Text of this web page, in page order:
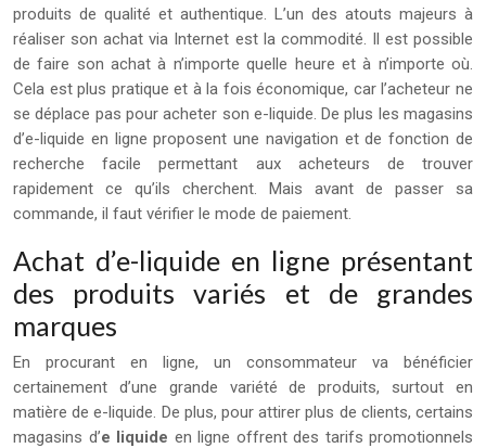
produits de qualité et authentique. L’un des atouts majeurs à
réaliser son achat via Internet est la commodité. Il est possible
de faire son achat à n’importe quelle heure et à n’importe où.
Cela est plus pratique et à la fois économique, car l’acheteur ne
se déplace pas pour acheter son e-liquide. De plus les magasins
d’e-liquide en ligne proposent une navigation et de fonction de
recherche facile permettant aux acheteurs de trouver
rapidement ce qu’ils cherchent. Mais avant de passer sa
commande, il faut vérifier le mode de paiement.
Achat d’e-liquide en ligne présentant
des produits variés et de grandes
marques
En procurant en ligne, un consommateur va bénéficier
certainement d’une grande variété de produits, surtout en
matière de e-liquide. De plus, pour attirer plus de clients, certains
magasins d’e liquide en ligne offrent des tarifs promotionnels